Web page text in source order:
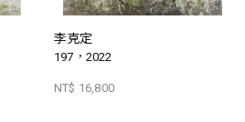
李克定
197，2022
NT$ 16,800